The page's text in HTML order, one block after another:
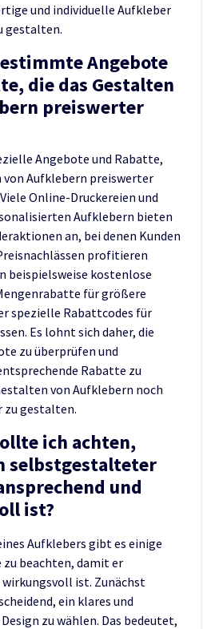
und individuelle Aufkleber
gestalten.
Angebote
die das Gestalten
preiswerter
Angebote und Rabatte,
von Aufklebern preiswerter
Online-Druckereien und
Aufklebern bieten
an, bei denen Kunden
profitieren
beispielsweise kostenlose
für größere
spezielle Rabattcodes für
Es lohnt sich daher, die
zu überprüfen und
Rabatte zu
von Aufklebern noch
gestalten.
ich achten,
selbstgestalteter
und
ist?
Aufklebers gibt es einige
beachten, damit er
wirkungsvoll ist. Zunächst
ein klares und
zu wählen. Das bedeutet,